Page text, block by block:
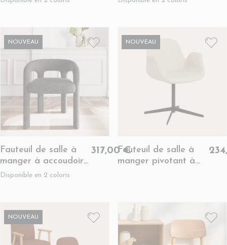
NOUVEAU
Fauteuil de salle à
manger à accoudoirs
en tissu - ARTEMIS
Disponible en 2 coloris
317,00 €
NOUVEAU
Fauteuil de salle à
manger pivotant à
NOUVEAU